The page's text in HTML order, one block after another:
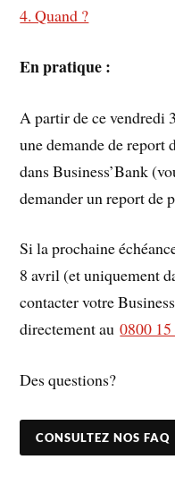
4. Quand ?
En pratique :
A partir de ce vendredi
une demande de
dans Business’Bank
demander un report de
Si la prochaine
8 avril (et uniquement
contacter votre
directement au0800 15
Des questions?
CONSULTEZ NOS FAQ